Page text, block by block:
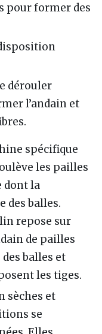
pour former des
dérouler
l’andain et
spécifique
les pailles
dont la
des balles.
repose sur
de pailles
balles et
les tiges.
sèches et
se